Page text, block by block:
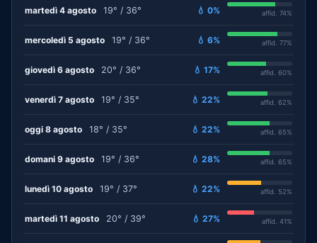
martedì 4 agosto 19° / 36° 💧 0% affid. 74%
mercoledì 5 agosto 19° / 36° 💧 6% affid. 77%
giovedì 6 agosto 20° / 36° 💧 17% affid. 60%
venerdì 7 agosto 19° / 35° 💧 22% affid. 62%
oggi 8 agosto 18° / 35° 💧 22% affid. 65%
domani 9 agosto 19° / 36° 💧 28% affid. 65%
lunedì 10 agosto 19° / 37° 💧 22% affid. 52%
martedì 11 agosto 20° / 39° 💧 27% affid. 41%